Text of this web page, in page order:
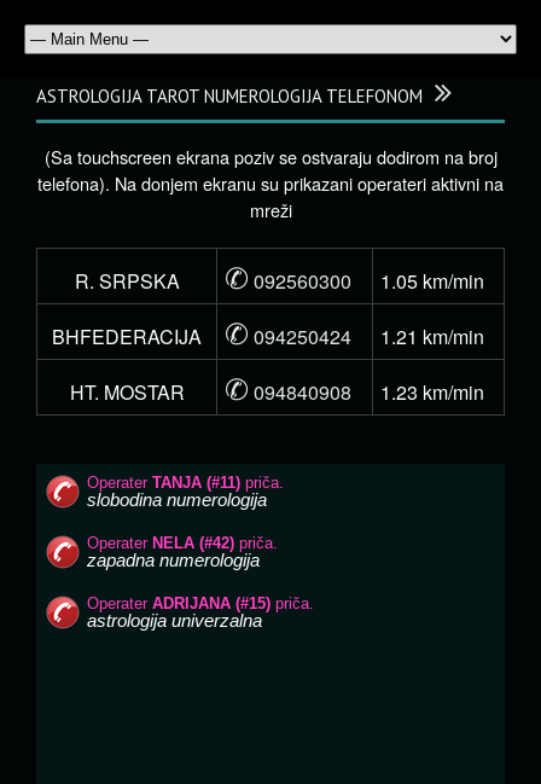
ASTROLOGIJA TAROT NUMEROLOGIJA TELEFONOM
(Sa touchscreen ekrana poziv se ostvaraju dodirom na broj
telefona). Na donjem ekranu su prikazani operateri aktivni na
mreži
R. SRPSKA ✆ 092560300
1.05 km/min
BHFEDERACIJA
✆ 094250424
1.21 km/min
HT. MOSTAR
✆ 094840908 1.23 km/min